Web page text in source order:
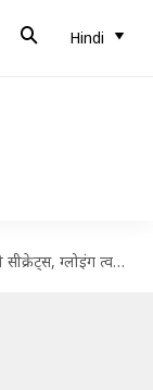
Hindi
त्वचा पाने के लिए जरूर करें ट्राय